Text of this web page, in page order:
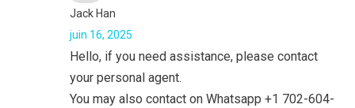
Jack Han
juin 16, 2025
Hello, if you need assistance, please contact
your personal agent.
You may also contact on Whatsapp +1 702-604-